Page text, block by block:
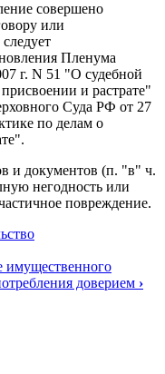
совершено
или
Пленума
г. N 51 "О судебной
и растрате"
Суда РФ от 27
по делам о
и документов (п. "в" ч.
негодность или
повреждение.
доверием ›